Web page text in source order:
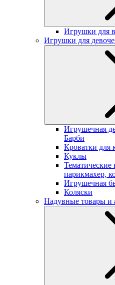
Игрушки для
Игрушки для
Игрушечная
Барби
Кроватки для
Куклы
Тематические
парикмахер,
Игрушечная
Коляски
Надувные товары и